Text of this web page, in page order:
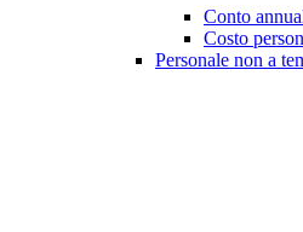
Conto
Costo
Personale non a